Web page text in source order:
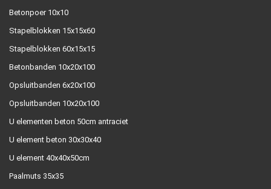
Betonpoer 10x10
Stapelblokken 15x15x60
Stapelblokken 60x15x15
Betonbanden 10x20x100
Opsluitbanden 6x20x100
Opsluitbanden 10x20x100
U elementen beton 50cm antraciet
U element beton 30x30x40
U element 40x40x50cm
Paalmuts 35x35